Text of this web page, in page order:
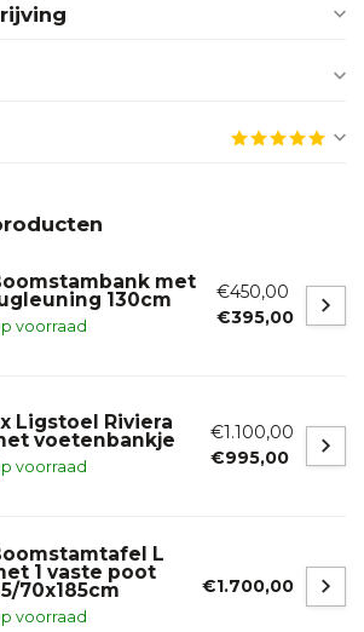
met
130cm
voorraad
€450,00
€395,00
Ligstoel Riviera
voetenbankje
voorraad
€1.100,00
€995,00
L
1 vaste poot
70x185cm
voorraad
€1.700,00